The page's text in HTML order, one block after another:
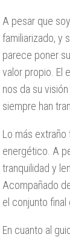
A pesar que
familiarizado, y
parece poner
valor propio. El
nos da su
siempre han
Lo más
energético. A
tranquilidad y
Acompañado
el conjunto final
En cuanto al